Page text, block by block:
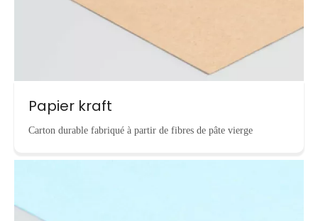
Papier kraft
Carton durable fabriqué à partir de fibres de pâte vierge